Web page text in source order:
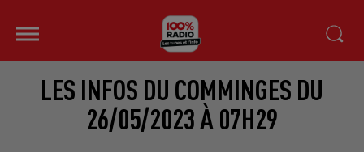
LES INFOS DU COMMINGES DU
26/05/2023 À 07H29